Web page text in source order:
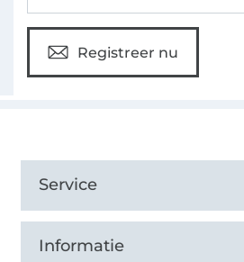
Registreer nu
Service
Informatie